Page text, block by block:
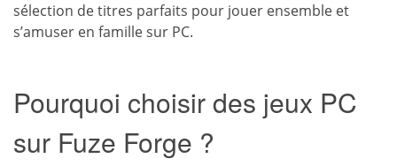
sélection de titres parfaits pour jouer ensemble et
s’amuser en famille sur PC.
Pourquoi choisir des jeux PC
sur Fuze Forge ?